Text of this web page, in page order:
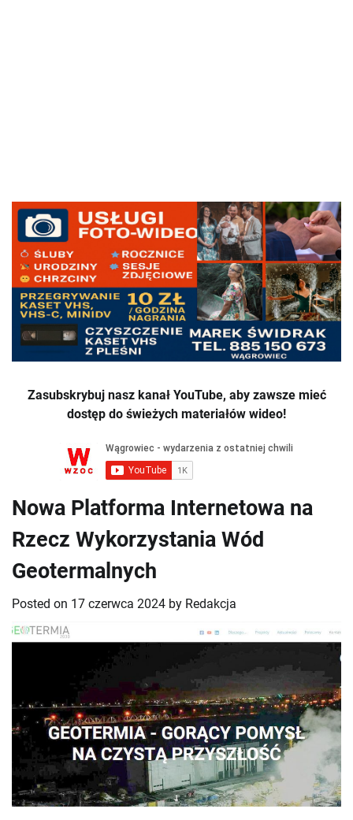
Zasubskrybuj nasz kanał YouTube, aby zawsze mieć
dostęp do świeżych materiałów wideo!
Nowa Platforma Internetowa na
Rzecz Wykorzystania Wód
Geotermalnych
Posted on 17 czerwca 2024 by Redakcja